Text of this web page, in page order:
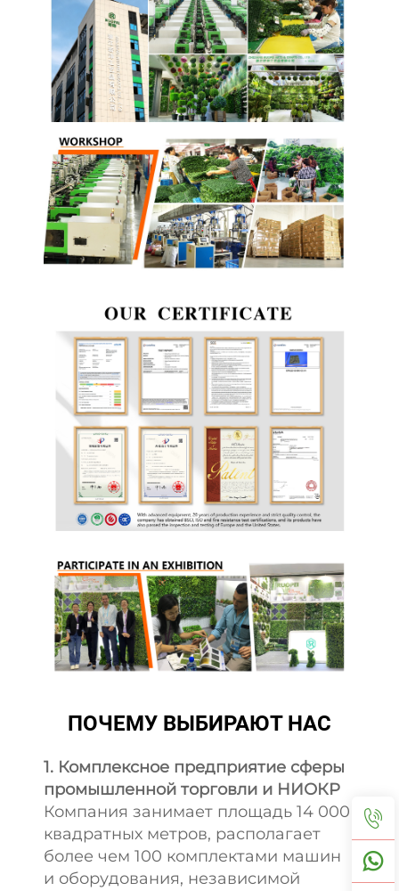
ПОЧЕМУ ВЫБИРАЮТ НАС
1. Комплексное предприятие сферы
промышленной торговли и НИОКР
Компания занимает площадь 14 000
квадратных метров, располагает
более чем 100 комплектами машин
и оборудования, независимой